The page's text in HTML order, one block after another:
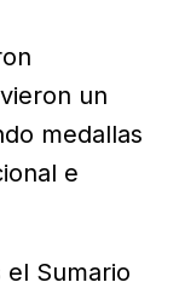
un
medallas
e
Sumario